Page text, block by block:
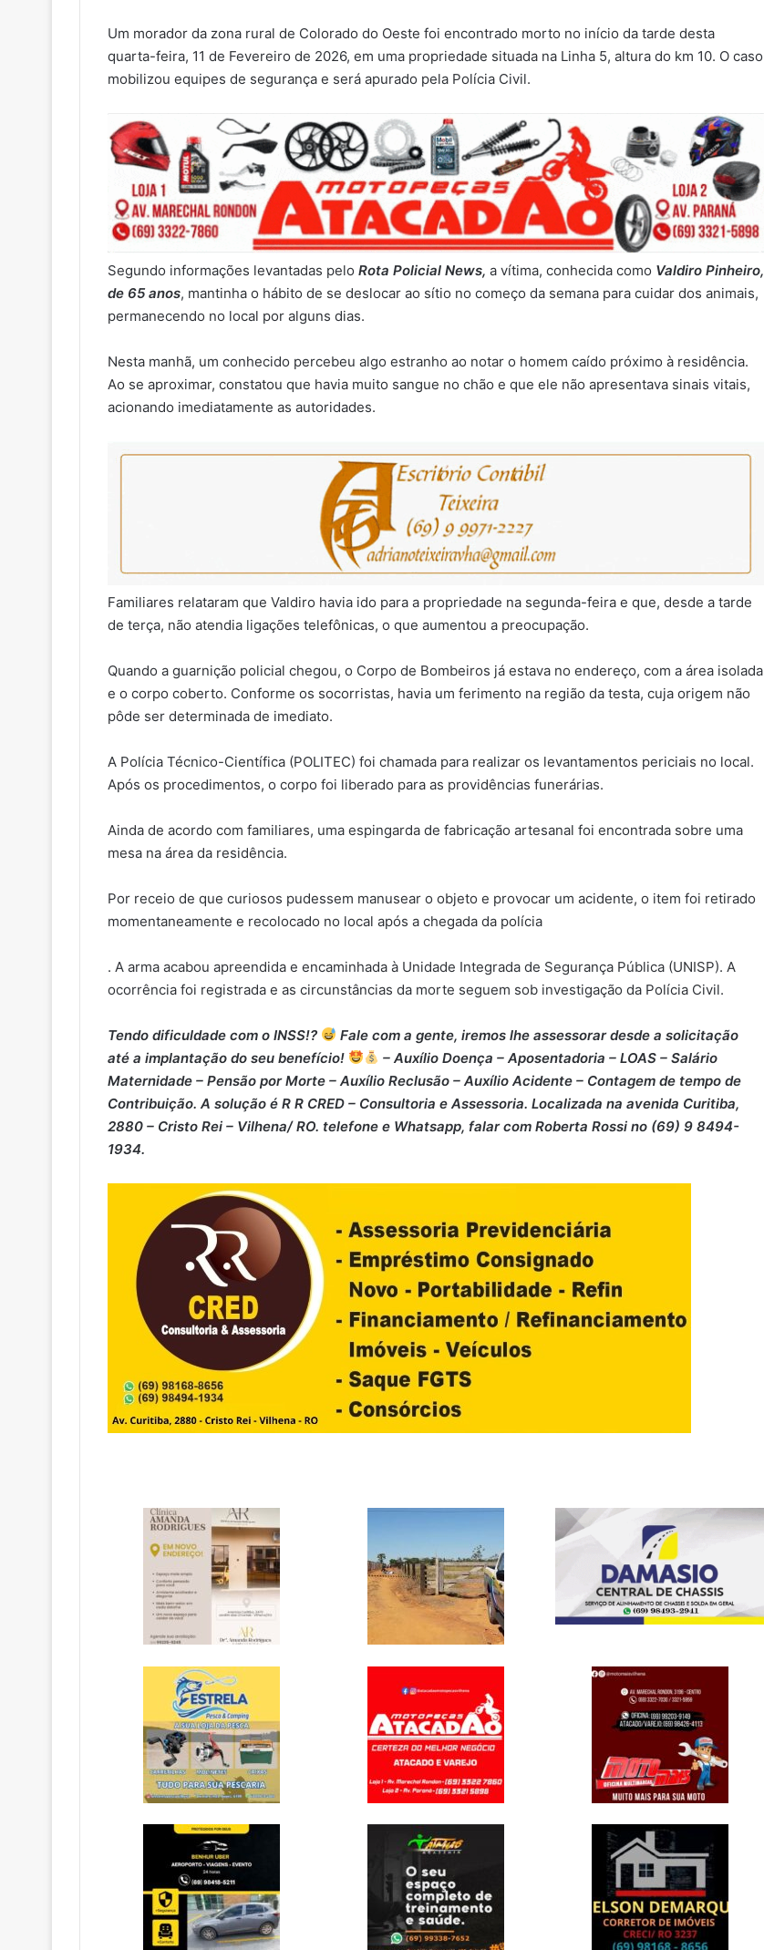
Um morador da zona rural de Colorado do Oeste foi encontrado morto no início da tarde desta
quarta-feira, 11 de Fevereiro de 2026, em uma propriedade situada na Linha 5, altura do km 10. O caso
mobilizou equipes de segurança e será apurado pela Polícia Civil.
Segundo informações levantadas pelo Rota Policial News, a vítima, conhecida como Valdiro Pinheiro,
de 65 anos, mantinha o hábito de se deslocar ao sítio no começo da semana para cuidar dos animais,
permanecendo no local por alguns dias.
Nesta manhã, um conhecido percebeu algo estranho ao notar o homem caído próximo à residência.
Ao se aproximar, constatou que havia muito sangue no chão e que ele não apresentava sinais vitais,
acionando imediatamente as autoridades.
Familiares relataram que Valdiro havia ido para a propriedade na segunda-feira e que, desde a tarde
de terça, não atendia ligações telefônicas, o que aumentou a preocupação.
Quando a guarnição policial chegou, o Corpo de Bombeiros já estava no endereço, com a área isolada
e o corpo coberto. Conforme os socorristas, havia um ferimento na região da testa, cuja origem não
pôde ser determinada de imediato.
A Polícia Técnico-Científica (POLITEC) foi chamada para realizar os levantamentos periciais no local.
Após os procedimentos, o corpo foi liberado para as providências funerárias.
Ainda de acordo com familiares, uma espingarda de fabricação artesanal foi encontrada sobre uma
mesa na área da residência.
Por receio de que curiosos pudessem manusear o objeto e provocar um acidente, o item foi retirado
momentaneamente e recolocado no local após a chegada da polícia
. A arma acabou apreendida e encaminhada à Unidade Integrada de Segurança Pública (UNISP). A
ocorrência foi registrada e as circunstâncias da morte seguem sob investigação da Polícia Civil.
Tendo dificuldade com o INSS!?
Fale com a gente, iremos lhe assessorar desde a solicitação
até a implantação do seu benefício!
– Auxílio Doença – ⁠Aposentadoria – ⁠LOAS – ⁠Salário
Maternidade – ⁠Pensão por Morte – ⁠Auxílio Reclusão – ⁠Auxílio Acidente – ⁠Contagem de tempo de
Contribuição. A solução é R R CRED – Consultoria e Assessoria. Localizada na avenida Curitiba,
2880 – Cristo Rei – Vilhena/ RO. telefone e Whatsapp, falar com Roberta Rossi no (69) 9 8494-
1934.